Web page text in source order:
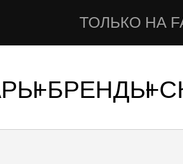
ТОЛЬКО НА
БРЕНДЫ